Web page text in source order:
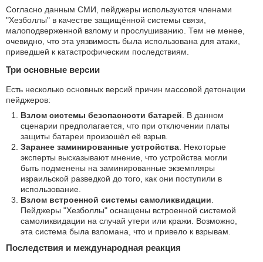
Согласно данным СМИ, пейджеры используются членами
"Хезболлы" в качестве защищённой системы связи,
малоподверженной взлому и прослушиванию. Тем не менее,
очевидно, что эта уязвимость была использована для атаки,
приведшей к катастрофическим последствиям.
Три основные версии
Есть несколько основных версий причин массовой детонации
пейджеров:
Взлом системы безопасности батарей. В данном
сценарии предполагается, что при отключении платы
защиты батареи произошёл её взрыв.
Заранее заминированные устройства. Некоторые
эксперты высказывают мнение, что устройства могли
быть подменены на заминированные экземпляры
израильской разведкой до того, как они поступили в
использование.
Взлом встроенной системы самоликвидации.
Пейджеры "Хезболлы" оснащены встроенной системой
самоликвидации на случай утери или кражи. Возможно,
эта система была взломана, что и привело к взрывам.
Последствия и международная реакция